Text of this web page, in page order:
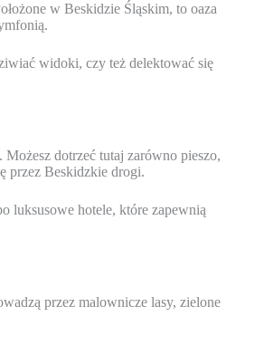
w Beskidzie Śląskim, to oaza
widoki, czy też delektować się
dotrzeć tutaj zarówno pieszo,
przez Beskidzkie drogi.
luksusowe hotele, które zapewnią
przez malownicze lasy, zielone